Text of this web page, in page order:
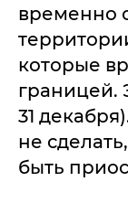
временно
которые
границей.
31
не
быть